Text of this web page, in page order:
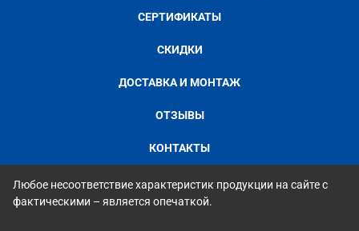
СЕРТИФИКАТЫ
СКИДКИ
ДОСТАВКА И МОНТАЖ
ОТЗЫВЫ
КОНТАКТЫ
Любое несоответствие характеристик продукции на сайте с
фактическими – является опечаткой.